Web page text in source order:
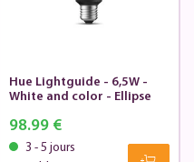
Hue Lightguide - 6,5W -
White and color - Ellipse
98.99 €
3 - 5 jours